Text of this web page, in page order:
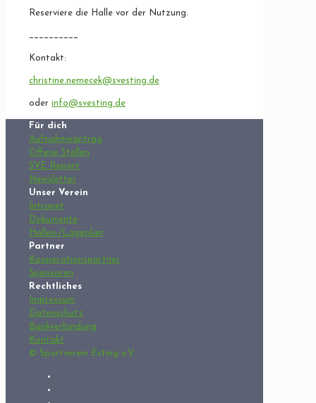
Reserviere die Halle vor der Nutzung.
Kontakt:
christine.nemecek@svesting.de
oder info@svesting.de
Für dich
Aufnahmeantrag
Offene Stellen
SVE Report
Newsletter
Unser Verein
Intranet
Dokumente
Hallen-/Lageplan
Partner
Kooperationspartner
Sponsoren
Rechtliches
Impressum
Datenschutz
Bankverbindung
Kontakt
© Sportverein Esting e.V.